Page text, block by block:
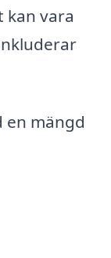
kan vara
en mängd